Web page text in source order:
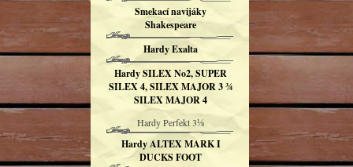
Smekací navijáky
Shakespeare
Hardy Exalta
Hardy SILEX No2, SUPER
SILEX 4, SILEX MAJOR 3 ¾
SILEX MAJOR 4
Hardy Perfekt 3⅛
Hardy ALTEX MARK I
DUCKS FOOT